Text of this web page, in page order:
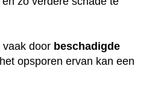
vaak door beschadigde
opsporen ervan kan een